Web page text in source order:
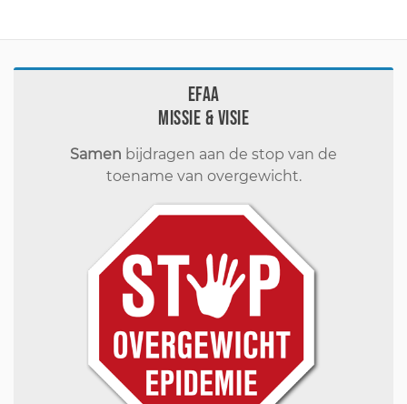
EFAA
Missie & visie
Samen bijdragen aan de stop van de
toename van overgewicht.